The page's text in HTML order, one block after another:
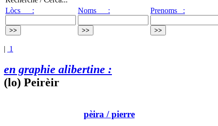
Lòcs :
Noms : Prenoms :
| 1
en graphie alibertine :
(lo) Peirèir
pèira/ pierre